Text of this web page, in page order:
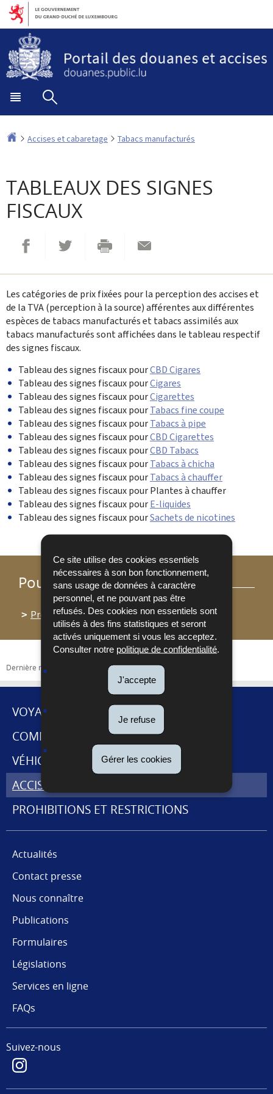
Ce site utilise des cookies essentiels
nécessaires à son bon fonctionnement,
sans usage de données à caractère
personnel, et ne pouvant pas être
refusés. Des cookies non essentiels sont
utilisés à des fins statistiques et seront
activés uniquement si vous les acceptez.
Consulter notre politique de confidentialité
J'accepte
Je refuse
Gérer les cookies
Aller
navigation
Aller
contenu
Menu
Accueil
Accises et cabaretage Tabacs manufacturés
TABLEAUX DES SIGNES
FISCAUX
Les catégories de prix fixées pour la perception des accises et
de la TVA (perception à la source) ‎afférentes aux différentes
espèces de tabacs manufacturés et tabacs assimilés aux
tabacs manufacturés sont affichées dans le tableau respectif
des signes fiscaux.
Tableau des signes fiscaux pourCBD Cigares
Tableau des signes fiscaux pourCigares
Tableau des signes fiscaux pourCigarettes
Tableau des signes fiscaux pourTabacs fine coupe
Tableau des signes fiscaux pourTabacs à pipe
Tableau des signes fiscaux pourCBD Cigarettes
Tableau des signes fiscaux pourCBD Tabacs
Tableau des signes fiscaux pourTabacs à chicha
Tableau des signes fiscaux pourTabacs à chauffer
Tableau des signes fiscaux pour Plantes à chauffer
Tableau des signes fiscaux pourE-liquides
Tableau des signes fiscaux pourSachets de nicotines
Pour en savoir plus
Procédure d’insertion d’une nouvelle catégorie
Dernière mise à jour 13/01/2026
MENU
DE
NAVIGATION
VOYAGES ET DÉMÉNAGEMENT
COMMERCE INTERNATIONAL
VÉHICULES
ACCISES ET CABARETAGE
PROHIBITIONS ET RESTRICTIONS
Actualités
Contact presse
Nous connaître
Publications
Formulaires
Législations
Services en ligne
FAQs
Suivez-nous